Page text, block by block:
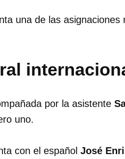
una de las
por la asistente
uno.
con el español José